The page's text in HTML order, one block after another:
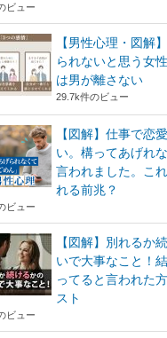
ビュー
【男性心理・図解
られないと思う女
は男が離さない
29.7k件のビュー
【図解】仕事で恋
い。構ってあげれ
言われました。こ
れる前兆？
ビュー
【図解】別れるか
いで大事なこと！
ってると言われた
スト
ビュー